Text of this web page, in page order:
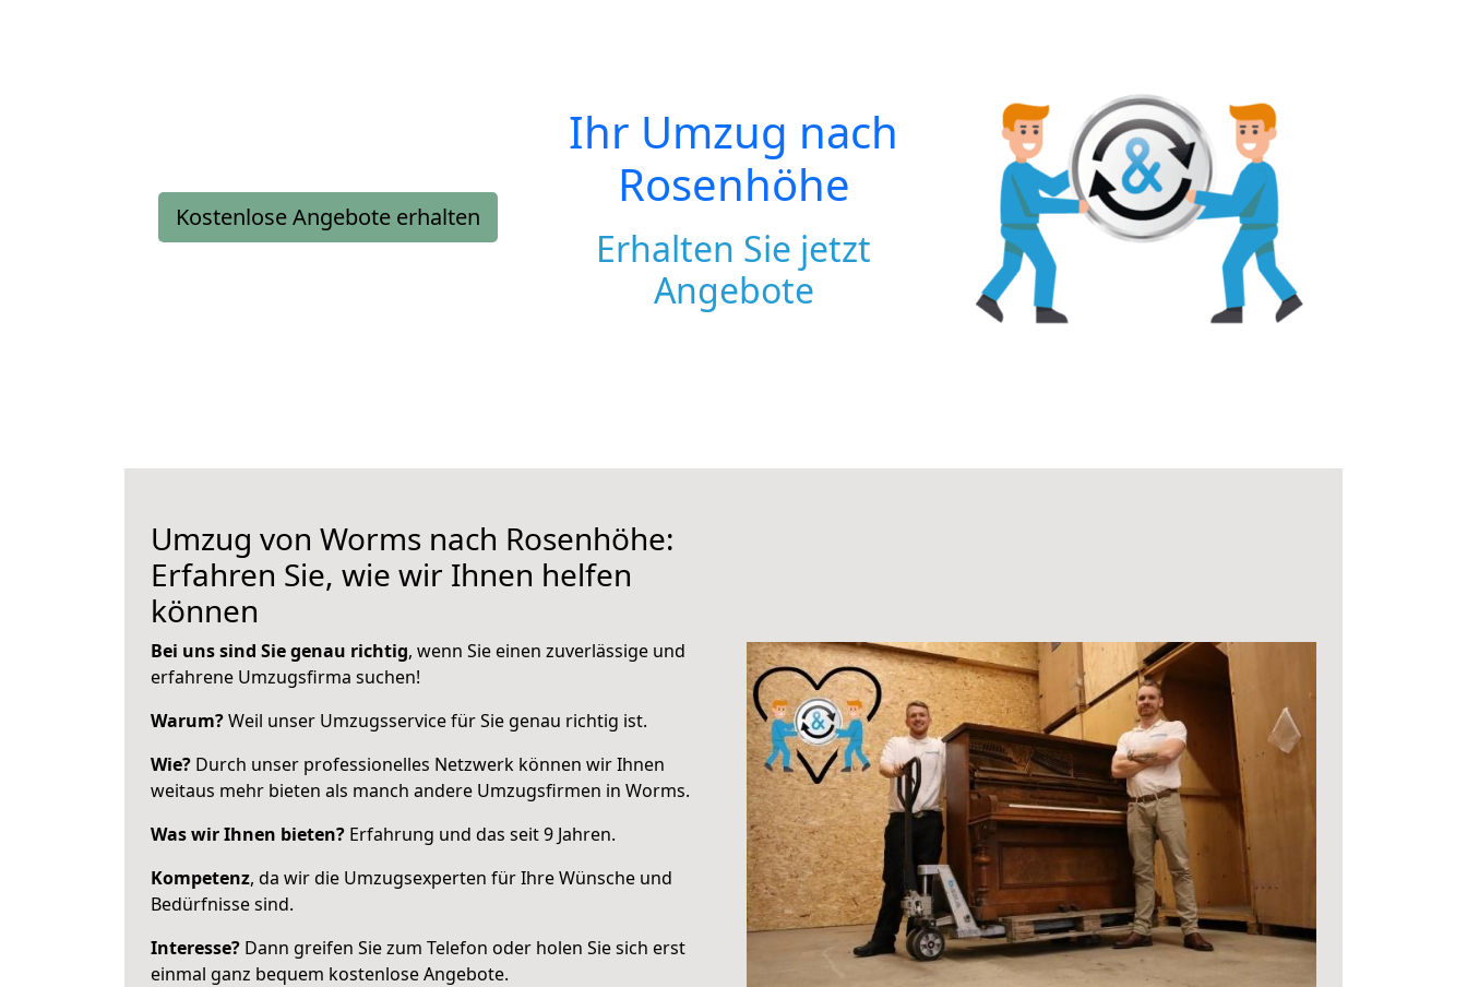
Kostenlose Angebote erhalten
Ihr Umzug nach
Rosenhöhe
Erhalten Sie jetzt
Angebote
Umzug von Worms nach Rosenhöhe:
Erfahren Sie, wie wir Ihnen helfen
können
Bei uns sind Sie genau richtig, wenn Sie einen zuverlässige und
erfahrene Umzugsfirma suchen!
Warum?Weil unser Umzugsservice für Sie genau richtig ist.
Wie? Durch unser professionelles Netzwerk können wir Ihnen
weitaus mehr bieten als manch andere Umzugsfirmen in Worms.
Was wir Ihnen bieten? Erfahrung und das seit 9 Jahren.
Kompetenz, da wir die Umzugsexperten für Ihre Wünsche und
Bedürfnisse sind.
Interesse? Dann greifen Sie zum Telefon oder holen Sie sich erst
einmal ganz bequem kostenlose Angebote.